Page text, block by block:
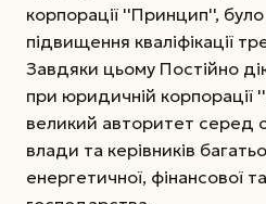
корпорації ''Принцип'',
підвищення кваліфікації
Завдяки цьому Постійно
при юридичній
великий авторитет серед
влади та керівників
енергетичної, фінансової